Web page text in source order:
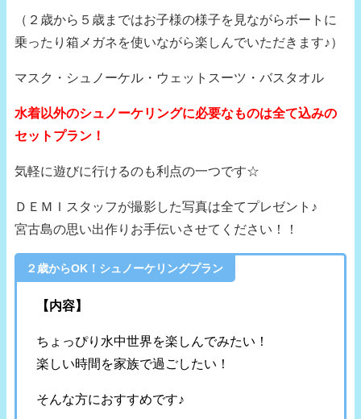
（２歳から５歳まではお子様の様子を見ながらボートに
乗ったり箱メガネを使いながら楽しんでいただきます♪）
マスク・シュノーケル・ウェットスーツ・バスタオル
水着以外のシュノーケリングに必要なものは全て込みの
セットプラン！
気軽に遊びに行けるのも利点の一つです☆
ＤＥＭＩスタッフが撮影した写真は全てプレゼント♪
宮古島の思い出作りお手伝いさせてください！！
２歳からOK！シュノーケリングプラン
【内容】
ちょっぴり水中世界を楽しんでみたい！
楽しい時間を家族で過ごしたい！
そんな方におすすめです♪